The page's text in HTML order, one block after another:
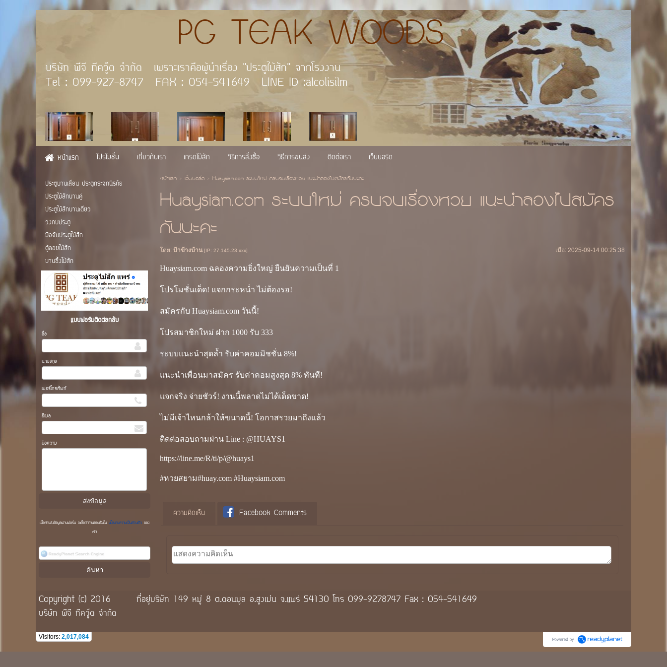
PG TEAK WOODS
บริษัท พีจี ทีควู๊ด จำกัด เพราะเราคือผู้นำเรื่อง "ประตูไม้สัก" จากโรงงาน
Tel : 099-927-8747 FAX : 054-541649 LINE ID :alcolisilm
หน้าแรก โปรโมชั่น เกี่ยวกับเรา เกรดไม้สัก วิธีการสั่งซื้อ วิธีการขนส่ง ติดต่อเรา เว็บบอร์ด
ประตูบานเลื่อน ประตูกระจกนิรภัย
ประตูไม้สักบานคู่
ประตูไม้สักบานเดี่ยว
วงกบประตู
มือจับประตูไม้สัก
ตู้ลอยไม้สัก
บานซื้งไม้สัก
แบบฟอร์มติดต่อกลับ
ชื่อ
นามสกุล
เบอร์โทรศัพท์
อีเมล
ข้อความ
เมื่อท่านส่งข้อมูลผ่านฟอร์ม จะถือว่าท่านยอมรับในนโยบายความเป็นส่วนตัวของ
เรา
หน้าแรก> เว็บบอร์ด> Huaysiam.com ระบบใหม่ ครบจบเรื่องหวย แนะนำลองไปสมัครกันนะคะ
Huaysiam.com ระบบใหม่ ครบจบเรื่องหวย แนะนำลองไปสมัคร
กันนะคะ
โดย: ป้าข้างบ้าน[IP: 27.145.23.xxx] เมื่อ: 2025-09-14 00:25:38
Huaysiam.com ฉลองความยิ่งใหญ่ ยืนยันความเป็นที่ 1
โปรโมชั่นเด็ด! แจกกระหน่ำ ไม่ต้องรอ!
สมัครกับ Huaysiam.com วันนี้!
โปรสมาชิกใหม่ ฝาก 1000 รับ 333
ระบบแนะนำสุดล้ำ รับค่าคอมมิชชั่น 8%!
แนะนำเพื่อนมาสมัคร รับค่าคอมสูงสุด 8% ทันที!
แจกจริง จ่ายชัวร์! งานนี้พลาดไม่ได้เด็ดขาด!
ไม่มีเจ้าไหนกล้าให้ขนาดนี้! โอกาสรวยมาถึงแล้ว
ติดต่อสอบถามผ่าน Line : @HUAYS1
https://line.me/R/ti/p/@huays1
#หวยสยาม#huay.com #Huaysiam.com
ความคิดเห็น Facebook Comments
Copyright (c) 2016
ที่อยู่บริษัท 149 หมู่ 8 ต.ดอนมูล อ.สูงเม่น จ.แพร่ 54130 โทร 099-9278747 Fax : 054-541649
บริษัท พีจี ทีควู๊ด จำกัด
Visitors: 2,017,084